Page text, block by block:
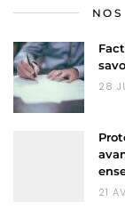
28
21